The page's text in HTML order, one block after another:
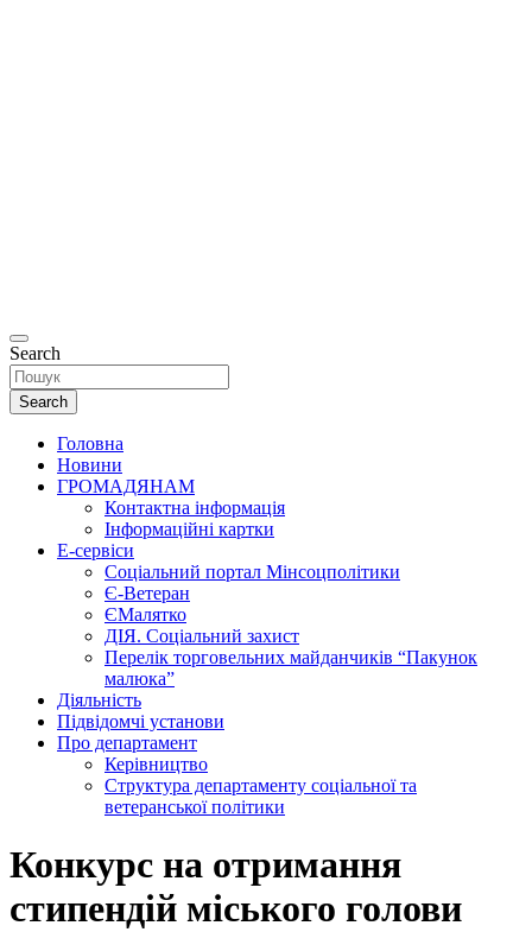
Search
Search
Головна
Новини
ГРОМАДЯНАМ
Контактна інформація
Інформаційні картки
Е-сервіси
Соціальний портал Мінсоцполітики
Є-Ветеран
ЄМалятко
ДІЯ. Соціальний захист
Перелік торговельних майданчиків “Пакунок
малюка”
Діяльність
Підвідомчі установи
Про департамент
Керівництво
Структура департаменту соціальної та
ветеранської політики
Конкурс на отримання
стипендій міського голови